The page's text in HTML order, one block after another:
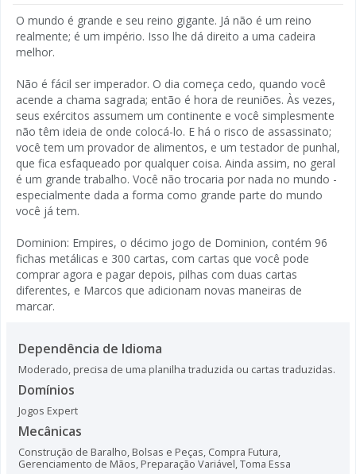
O mundo é grande e seu reino gigante. Já não é um reino
realmente; é um império. Isso lhe dá direito a uma cadeira
melhor.
Não é fácil ser imperador. O dia começa cedo, quando você
acende a chama sagrada; então é hora de reuniões. Às vezes,
seus exércitos assumem um continente e você simplesmente
não têm ideia de onde colocá-lo. E há o risco de assassinato;
você tem um provador de alimentos, e um testador de punhal,
que fica esfaqueado por qualquer coisa. Ainda assim, no geral
é um grande trabalho. Você não trocaria por nada no mundo -
especialmente dada a forma como grande parte do mundo
você já tem.
Dominion: Empires, o décimo jogo de Dominion, contém 96
fichas metálicas e 300 cartas, com cartas que você pode
comprar agora e pagar depois, pilhas com duas cartas
diferentes, e Marcos que adicionam novas maneiras de
marcar.
Dependência de Idioma
Moderado, precisa de uma planilha traduzida ou cartas traduzidas.
Domínios
Jogos Expert
Mecânicas
Construção de Baralho, Bolsas e Peças, Compra Futura,
Gerenciamento de Mãos, Preparação Variável,Toma Essa